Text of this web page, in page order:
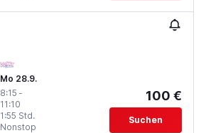
Mo 28.9.
8:15 -
11:10
Nonstop
1:55 Std.
100 €
Suchen